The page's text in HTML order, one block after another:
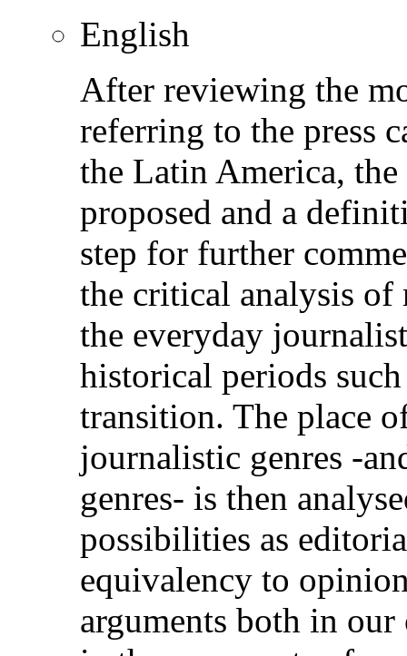
English
After reviewing the
referring to the press
the Latin America,
proposed and a
step for further
the critical analysis of
the everyday
historical periods
transition. The place
journalistic genres -
genres- is then
possibilities as
equivalency to
arguments both in